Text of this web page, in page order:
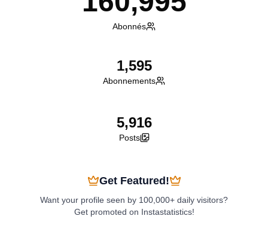
Abonnés
1,595
Abonnements
5,916
Posts
Get Featured!
Want your profile seen by 100,000+ daily visitors?
Get promoted on Instastatistics!